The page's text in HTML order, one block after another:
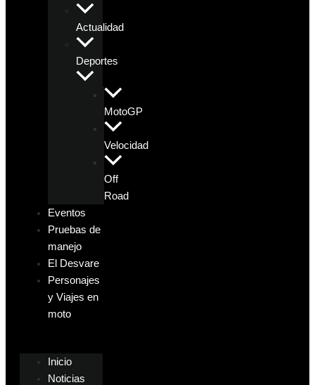
Actualidad
Deportes
MotoGP
Velocidad
Off
Road
Eventos
Pruebas de
manejo
El Desvare
Personajes
y Viajes en
moto
Inicio
Noticias